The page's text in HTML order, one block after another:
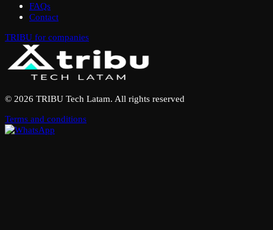
FAQs
Contact
TRIBU for companies
© 2026 TRIBU Tech Latam. All rights reserved
Terms and conditions